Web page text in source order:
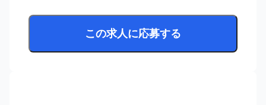
この求人に応募する